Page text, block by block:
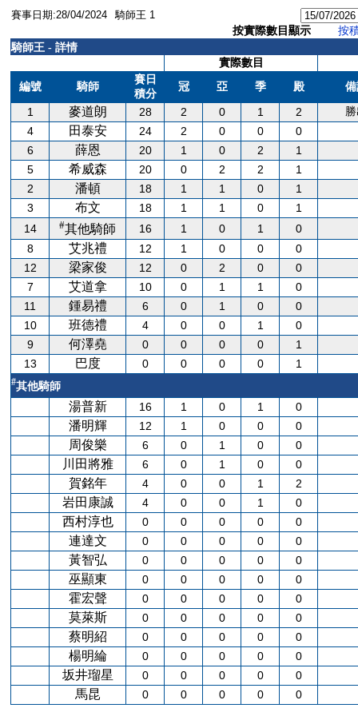
賽事日期:28/04/2024 騎師王 1
按實際數目顯示 按
騎師王 - 詳情
實際數目
編號
騎師
賽日
積分
冠 亞 季 殿
1 麥道朗 28 2 0 1 2
4
田泰安 24 2 0 0
0
6
薛恩 20 1 0 2
1
5
希威森 20 0 2 2
1
2
潘頓 18 1 1 0
1
3
布文 18 1 1 0
1
14
#其他騎師 16 1 0 1
0
8
艾兆禮 12 1 0 0
0
12
梁家俊 12 0 2 0
0
7
艾道拿 10 0 1 1
0
11
鍾易禮 6 0 1 0
0
10
班德禮 4 0 0 1
0
9
何澤堯 0 0 0 0
1
13
巴度 0 0 0 0 1
#其他騎師
湯普新 16 1 0 1 0
潘明輝 12 1 0 0 0
周俊樂 6 0 1 0 0
川田將雅 6 0 1 0 0
賀銘年 4 0 0 1 2
岩田康誠 4 0 0 1 0
西村淳也 0 0 0 0 0
連達文 0 0 0 0 0
黃智弘 0 0 0 0 0
巫顯東 0 0 0 0 0
霍宏聲 0 0 0 0 0
莫萊斯 0 0 0 0 0
蔡明紹 0 0 0 0 0
楊明綸 0 0 0 0 0
坂井瑠星 0 0 0 0 0
馬昆 0 0 0 0 0